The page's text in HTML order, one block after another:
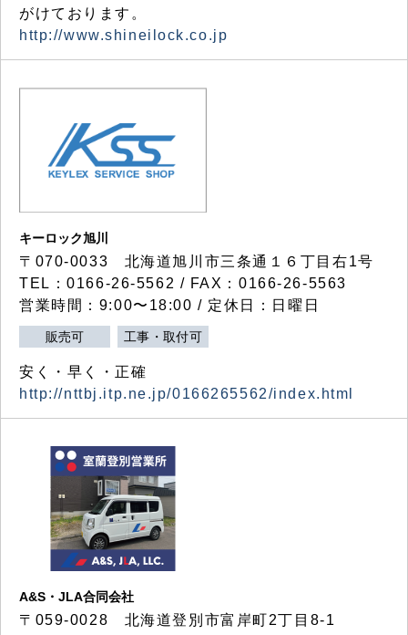
がけております。
http://www.shineilock.co.jp
キーロック旭川
〒070-0033 北海道旭川市三条通１６丁目右1号
TEL：0166-26-5562 / FAX：0166-26-5563
営業時間：9:00〜18:00 / 定休日：日曜日
販売可 工事・取付可
安く・早く・正確
http://nttbj.itp.ne.jp/0166265562/index.html
A&S・JLA合同会社
〒 059-0028 北海道登別市富岸町2丁目 8-1